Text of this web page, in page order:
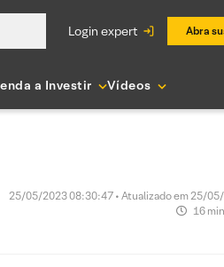
login expert Abra
a Investir Vídeos
25/05/2023 08:30:47 • Atualizado em 25/
16